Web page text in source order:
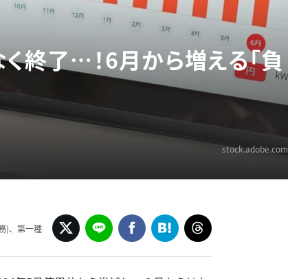
終了…！6月から増える「負
stock.adobe.com
)、第一種